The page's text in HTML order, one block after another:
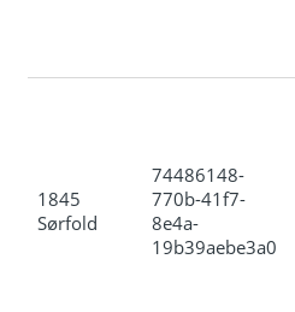
1845
Sørfold
74486148-
770b-41f7-
8e4a-
19b39aebe3a0